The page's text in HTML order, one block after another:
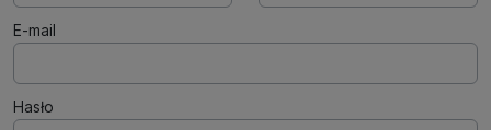
E-mail
Hasło